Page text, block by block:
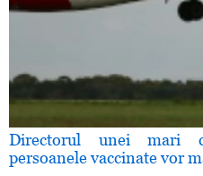
Directorul unei mari
persoanele vaccinate vor